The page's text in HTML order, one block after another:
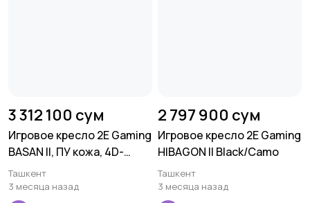
3 312 100 сум
Игровое кресло 2E Gaming
BASAN II, ПУ кожа, 4D-
Armrests, чёрно-красный
Ташкент
3 месяца назад
2 797 900 сум
Игровое кресло 2E Gaming
HIBAGON II Black/Camo
Ташкент
3 месяца назад